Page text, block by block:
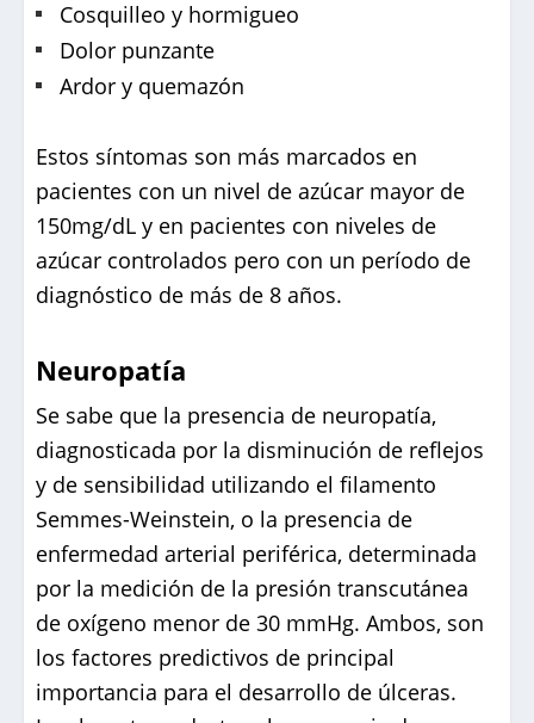
Cosquilleo y hormigueo
Dolor punzante
Ardor y quemazón
Estos síntomas son más marcados en
pacientes con un nivel de azúcar mayor de
150mg/dL y en pacientes con niveles de
azúcar controlados pero con un período de
diagnóstico de más de 8 años.
Neuropatía
Se sabe que la presencia de neuropatía,
diagnosticada por la disminución de reflejos
y de sensibilidad utilizando el filamento
Semmes-Weinstein, o la presencia de
enfermedad arterial periférica, determinada
por la medición de la presión transcutánea
de oxígeno menor de 30 mmHg. Ambos, son
los factores predictivos de principal
importancia para el desarrollo de úlceras.